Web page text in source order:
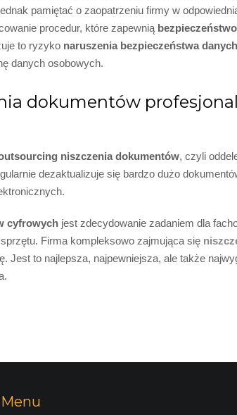
pamiętać o zaopatrzeniu firmy w
procedur, które zapewnią
to ryzyko naruszenia bezpieczeństwa danych
danych osobowych.
dokumentów
niszczenia dokumentów, czyli
dezaktualizuje się bardzo dużo
cyfrowych jest zdecydowanie zadaniem dla
Firma kompleksowo zajmująca się
Jest to najlepsza, najpewniejsza, ale także
Menu